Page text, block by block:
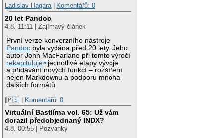
Ladislav Hagara | Komentářů: 0
20 let Pandoc
4.8. 11:11 | Zajímavý článek
První verze konverzního nástroje
Pandoc byla vydána před 20 lety. Jeho
autor John MacFarlane při tomto výročí
rekapituluje
jednotlivé etapy vývoje
a přidávání nových funkcí – rozšíření
nejen Markdownu a podporu mnoha
dalších formátů.
|🇵🇸 | Komentářů: 0
Virtuální Bastlírna vol. 65: Už vám
dorazil předobjednaný INDX?
4.8. 00:55 | Pozvánky